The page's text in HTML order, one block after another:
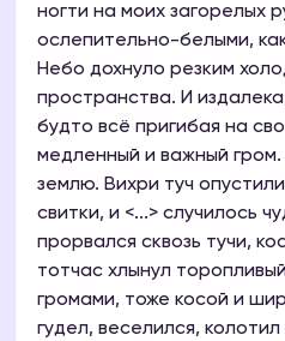
ногти на моих загорелых
ослепительно-белыми,
Небо дохнуло резким
пространства. И
будто всё пригибая на
медленный и важный
землю. Вихри туч
свитки, и <...> случилось
прорвался сквозь тучи,
тотчас хлынул
громами, тоже косой и
гудел, веселился,